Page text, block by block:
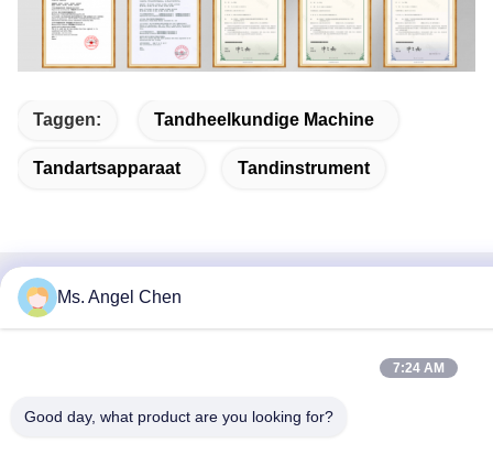
Taggen: Tandheelkundige Machine
Tandartsapparaat Tandinstrument
Snel contact
Xingye East Road, Shishan Town, Nanhai District, Foshan
Ms. Angel Chen
7:24 AM
Good day, what product are you looking for?